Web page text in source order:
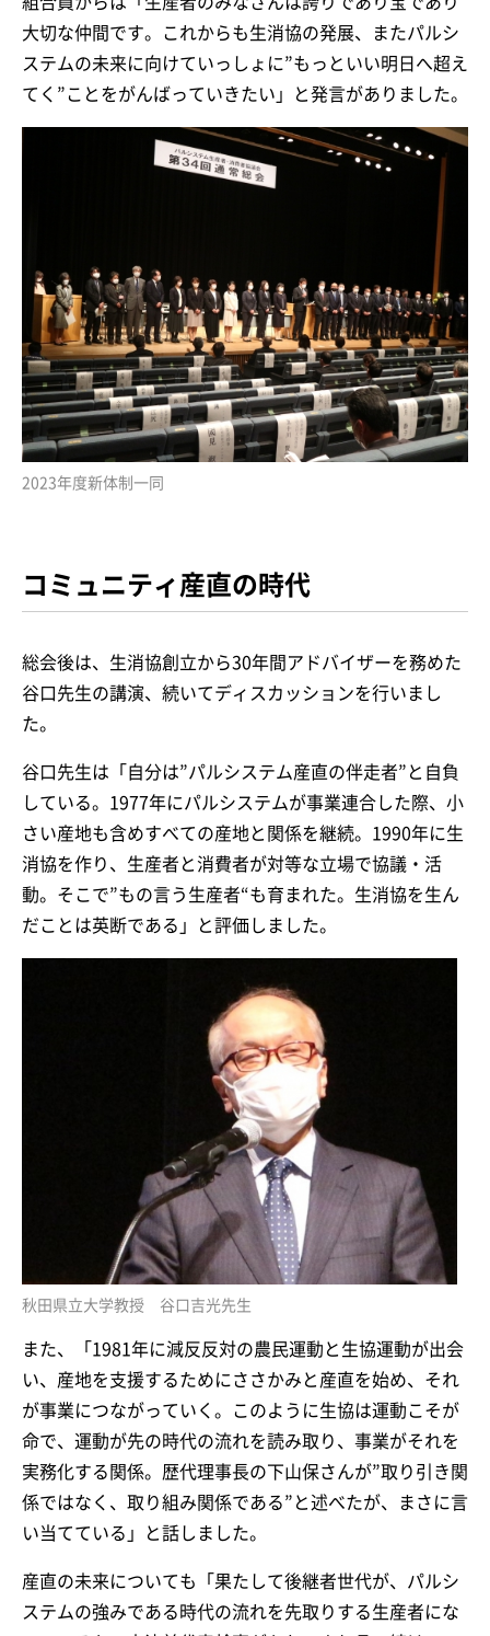
大切な仲間です。これからも生消協の発展、またパルシ
ステムの未来に向けていっしょに”もっといい明日へ超え
てく”ことをがんばっていきたい」と発言がありました。
2023年度新体制一同
コミュニティ産直の時代
総会後は、生消協創立から30年間アドバイザーを務めた
谷口先生の講演、続いてディスカッションを行いまし
た。
谷口先生は「自分は”パルシステム産直の伴走者”と自負
している。1977年にパルシステムが事業連合した際、小
さい産地も含めすべての産地と関係を継続。1990年に生
消協を作り、生産者と消費者が対等な立場で協議・活
動。そこで”もの言う生産者“も育まれた。生消協を生ん
だことは英断である」と評価しました。
秋田県立大学教授 谷口吉光先生
また、「1981年に減反反対の農民運動と生協運動が出会
い、産地を支援するためにささかみと産直を始め、それ
が事業につながっていく。このように生協は運動こそが
命で、運動が先の時代の流れを読み取り、事業がそれを
実務化する関係。歴代理事長の下山保さんが”取り引き関
係ではなく、取り組み関係である”と述べたが、まさに言
い当てている」と話しました。
産直の未来についても「果たして後継者世代が、パルシ
ステムの強みである時代の流れを先取りする生産者にな